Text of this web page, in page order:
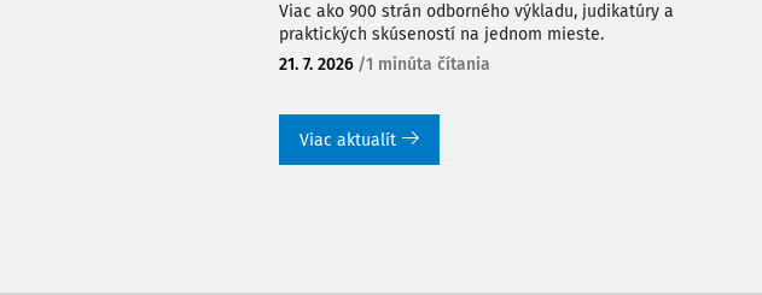
Viac ako 900 strán odborného výkladu, judikatúry a
praktických skúseností na jednom mieste.
21. 7. 2026 /1 minúta čítania
Viac aktualít